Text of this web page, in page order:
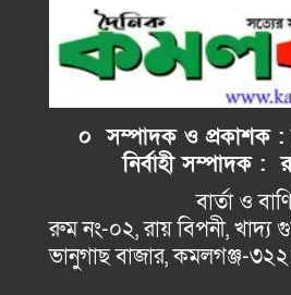
০ সম্পাদক ও প্রকাশক :
নির্বাহীসম্পাদক :
বার্তা ও
রুম নং-০২, রায় বিপনী, খাদ্য
ভানুগাছ বাজার,
ওয়েব